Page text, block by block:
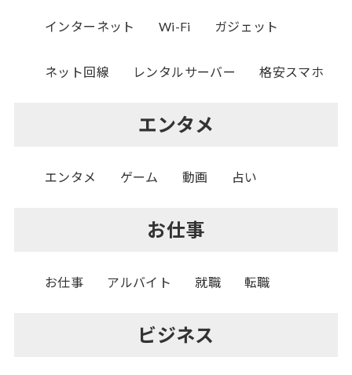
インターネット Wi-Fi ガジェット
ネット回線 レンタルサーバー 格安スマホ
エンタメ
エンタメ ゲーム 動画 占い
お仕事
お仕事 アルバイト 就職 転職
ビジネス